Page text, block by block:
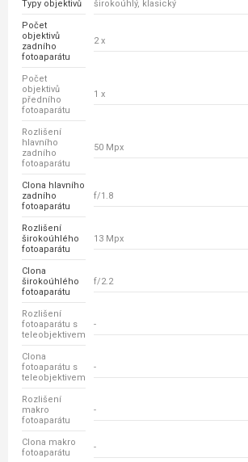
Typy objektivů širokoúhlý, klasický
Počet
objektivů
zadního
fotoaparátu
2 x
Počet
objektivů
předního
fotoaparátu
1 x
Rozlišení
hlavního
zadního
fotoaparátu
50 Mpx
Clona hlavního
zadního
fotoaparátu
f/1.8
Rozlišení
širokoúhlého
fotoaparátu
13 Mpx
Clona
širokoúhlého
fotoaparátu
f/2.2
Rozlišení
fotoaparátu s
teleobjektivem
-
Clona
fotoaparátu s
teleobjektivem
-
Rozlišení
makro
fotoaparátu
-
Clona makro
fotoaparátu
-